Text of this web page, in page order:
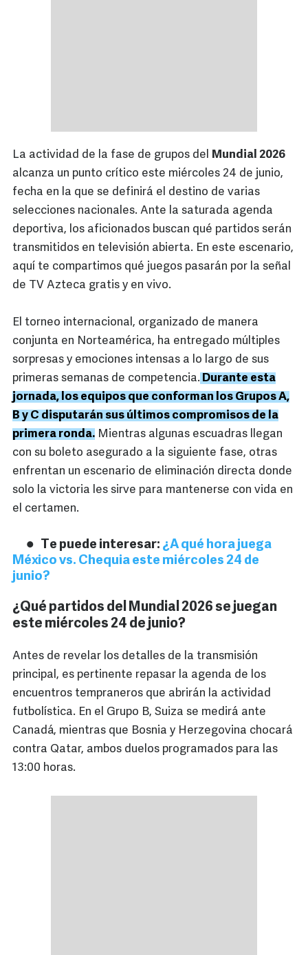
La actividad de la fase de grupos del Mundial 2026
alcanza un punto crítico este miércoles 24 de junio,
fecha en la que se definirá el destino de varias
selecciones nacionales. Ante la saturada agenda
deportiva, los aficionados buscan qué partidos serán
transmitidos en televisión abierta. En este escenario,
aquí te compartimos qué juegos pasarán por la señal
de TV Azteca gratis y en vivo.
El torneo internacional, organizado de manera
conjunta en Norteamérica, ha entregado múltiples
sorpresas y emociones intensas a lo largo de sus
primeras semanas de competencia. Durante esta
jornada, los equipos que conforman los Grupos A,
B y C disputarán sus últimos compromisos de la
primera ronda. Mientras algunas escuadras llegan
con su boleto asegurado a la siguiente fase, otras
enfrentan un escenario de eliminación directa donde
solo la victoria les sirve para mantenerse con vida en
el certamen.
Te puede interesar: ¿A qué hora juega
México vs. Chequia este miércoles 24 de
junio?
¿Qué partidos del Mundial 2026 se juegan
este miércoles 24 de junio?
Antes de revelar los detalles de la transmisión
principal, es pertinente repasar la agenda de los
encuentros tempraneros que abrirán la actividad
futbolística. En el Grupo B, Suiza se medirá ante
Canadá, mientras que Bosnia y Herzegovina chocará
contra Qatar, ambos duelos programados para las
13:00 horas.